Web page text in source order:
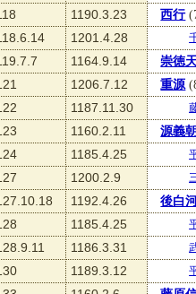
1190.3.23 西行
1201.4.28
1164.9.14
崇徳
1206.7.12 重源
1187.11.30
1160.2.11
源義
1185.4.25
1200.2.9
1192.4.26
後白
1185.4.25
1186.3.31
1189.3.12